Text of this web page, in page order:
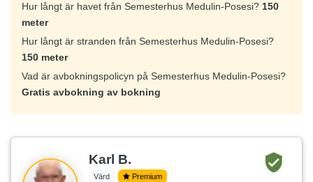
Hur långt är havet från Semesterhus Medulin-Posesi? 150
meter
Hur långt är stranden från Semesterhus Medulin-Posesi?
150 meter
Vad är avbokningspolicyn på Semesterhus Medulin-Posesi?
Gratis avbokning av bokning
Karl B.
Värd
Premium